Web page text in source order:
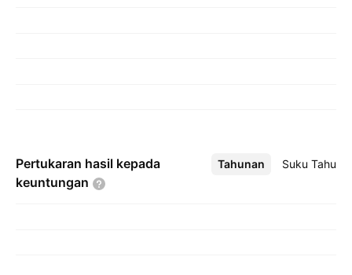
Pertukaran hasil kepada
keuntungan
Tahunan Suku
Lebih